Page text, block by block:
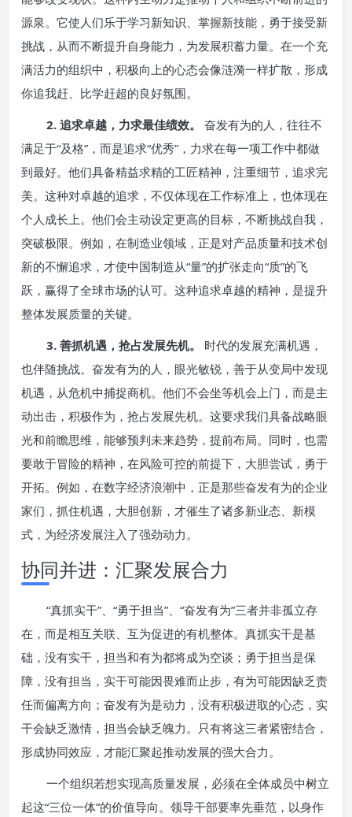
源泉。它使人们乐于学习新知识、掌握新技能，勇于接受新
挑战，从而不断提升自身能力，为发展积蓄力量。在一个充
满活力的组织中，积极向上的心态会像涟漪一样扩散，形成
你追我赶、比学赶超的良好氛围。
2. 追求卓越，力求最佳绩效。
奋发有为的人，往往不
满足于“及格”，而是追求“优秀”，力求在每一项工作中都做
到最好。他们具备精益求精的工匠精神，注重细节，追求完
美。这种对卓越的追求，不仅体现在工作标准上，也体现在
个人成长上。他们会主动设定更高的目标，不断挑战自我，
突破极限。例如，在制造业领域，正是对产品质量和技术创
新的不懈追求，才使中国制造从“量”的扩张走向“质”的飞
跃，赢得了全球市场的认可。这种追求卓越的精神，是提升
整体发展质量的关键。
3. 善抓机遇，抢占发展先机。
时代的发展充满机遇，
也伴随挑战。奋发有为的人，眼光敏锐，善于从变局中发现
机遇，从危机中捕捉商机。他们不会坐等机会上门，而是主
动出击，积极作为，抢占发展先机。这要求我们具备战略眼
光和前瞻思维，能够预判未来趋势，提前布局。同时，也需
要敢于冒险的精神，在风险可控的前提下，大胆尝试，勇于
开拓。例如，在数字经济浪潮中，正是那些奋发有为的企业
家们，抓住机遇，大胆创新，才催生了诸多新业态、新模
式，为经济发展注入了强劲动力。
协同并进：汇聚发展合力
“真抓实干”、“勇于担当”、“奋发有为”三者并非孤立存
在，而是相互关联、互为促进的有机整体。真抓实干是基
础，没有实干，担当和有为都将成为空谈；勇于担当是保
障，没有担当，实干可能因畏难而止步，有为可能因缺乏责
任而偏离方向；奋发有为是动力，没有积极进取的心态，实
干会缺乏激情，担当会缺乏魄力。只有将这三者紧密结合，
形成协同效应，才能汇聚起推动发展的强大合力。
一个组织若想实现高质量发展，必须在全体成员中树立
起这“三位一体”的价值导向。领导干部要率先垂范，以身作